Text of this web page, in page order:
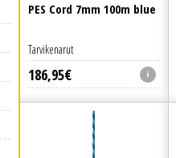
PES Cord 7mm 100m blue
186,95€
Tarvikenarut